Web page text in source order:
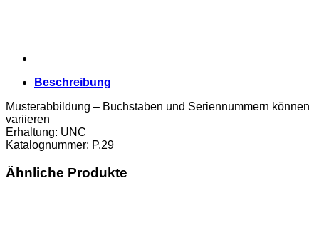
Beschreibung
Musterabbildung – Buchstaben und Seriennummern können
variieren
Erhaltung: UNC
Katalognummer: P.29
Ähnliche Produkte